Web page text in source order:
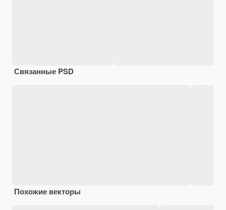
Связанные PSD
Похожие векторы